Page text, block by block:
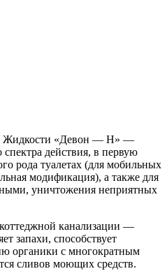
Жидкости «Девон — Н» —
действия, в первую
рода туалетах (для мобильных
модификация), а также для
уничтожения неприятных
канализации —
запахи, способствует
органики с многократным
сливов моющих средств.